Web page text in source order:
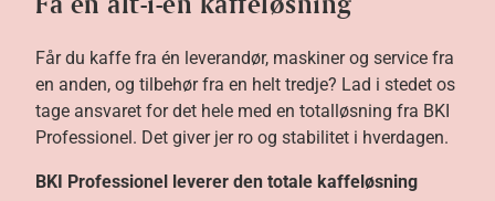
Får du kaffe fra én leverandør, maskiner og service fra
en anden, og tilbehør fra en helt tredje? Lad i stedet os
tage ansvaret for det hele med en totalløsning fra BKI
Professionel. Det giver jer ro og stabilitet i hverdagen.
BKI Professionel leverer den totale kaffeløsning